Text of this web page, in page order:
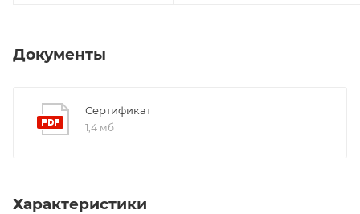
Документы
Сертификат
1,4 мб
Характеристики